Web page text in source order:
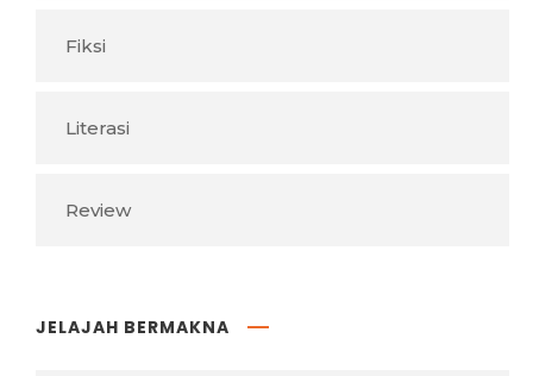
Fiksi
Literasi
Review
JELAJAH BERMAKNA